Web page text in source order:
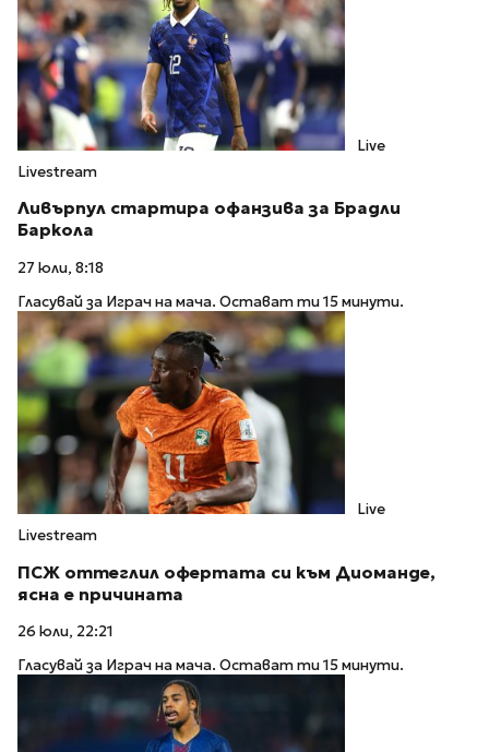
Live
Livestream
Ливърпул стартира офанзива за Брадли
Баркола
27 юли, 8:18
Гласувай за Играч на мача. Остават ти 15 минути.
Live
Livestream
ПСЖ оттеглил офертата си към Диоманде,
ясна е причината
26 юли, 22:21
Гласувай за Играч на мача. Остават ти 15 минути.